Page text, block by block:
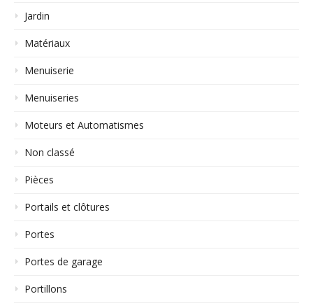
Jardin
Matériaux
Menuiserie
Menuiseries
Moteurs et Automatismes
Non classé
Pièces
Portails et clôtures
Portes
Portes de garage
Portillons